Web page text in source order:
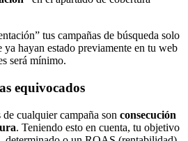
tus campañas de búsqueda solo
ya hayan estado previamente en tu web
será mínimo.
equivocados
cualquier campaña son consecución
. Teniendo esto en cuenta, tu objetivo